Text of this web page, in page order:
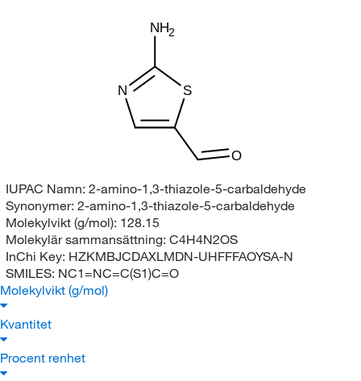
NH2
S
O
N
IUPAC Namn: 2-amino-1,3-thiazole-5-carbaldehyde
Synonymer: 2-amino-1,3-thiazole-5-carbaldehyde
Molekylvikt (g/mol): 128.15
Molekylär sammansättning: C4H4N2OS
InChi Key: HZKMBJCDAXLMDN-UHFFFAOYSA-N
SMILES: NC1=NC=C(S1)C=O
Molekylvikt (g/mol)
Kvantitet
Procent renhet